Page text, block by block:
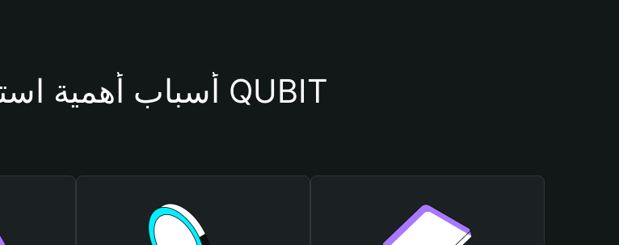
أسباب أهمية استخدام محفظة QUBIT